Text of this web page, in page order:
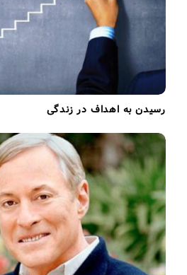
رسیدن به اهداف در زندگی